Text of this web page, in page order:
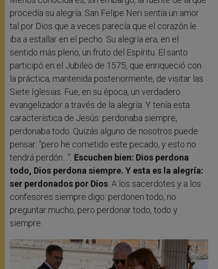
procedía su alegría. San Felipe Neri sentía un amor
tal por Dios que a veces parecía que el corazón le
iba a estallar en el pecho. Su alegría era, en el
sentido más pleno, un fruto del Espíritu. El santo
participó en el Jubileo de 1575, que enriqueció con
la práctica, mantenida posteriormente, de visitar las
Siete Iglesias. Fue, en su época, un verdadero
evangelizador a través de la alegría. Y tenía esta
característica de Jesús: perdonaba siempre,
perdonaba todo. Quizás alguno de nosotros puede
pensar: “pero he cometido este pecado, y esto no
tendrá perdón…”. Escuchen bien: Dios perdona
todo, Dios perdona siempre. Y esta es la alegría:
ser perdonados por Dios . A los sacerdotes y a los
confesores siempre digo: perdonen todo, no
preguntar mucho, pero perdonar todo, todo y
siempre.